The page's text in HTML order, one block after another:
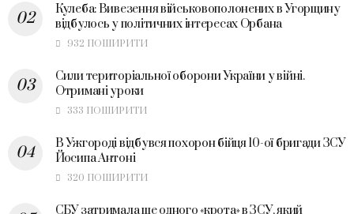
Кулеба: Вивезення військовополонених в Угорщину
відбулось у політичних інтересах Орбана
932 ПОШИРИТИ
Сили територіальної оборони України у війні.
Отримані уроки
333 ПОШИРИТИ
В Ужгороді відбувся похорон бійця 10-ої бригади ЗСУ
Йосипа Антоні
320 ПОШИРИТИ
СБУ затримала ще одного «крота» в ЗСУ, який